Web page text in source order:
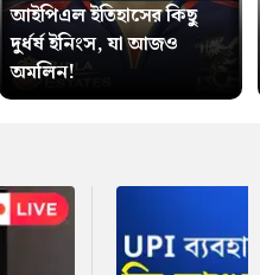
আইপিএল ইতিহাসের কিছু
দুর্ধর্ষ ইনিংস, যা আজও
অমলিন!